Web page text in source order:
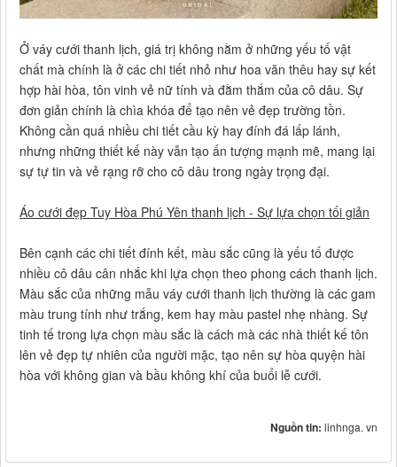
Ở váy cưới thanh lịch, giá trị không nằm ở những yếu tố vật
chất mà chính là ở các chi tiết nhỏ như hoa văn thêu hay sự kết
hợp hài hòa, tôn vinh vẻ nữ tính và đằm thắm của cô dâu. Sự
đơn giản chính là chìa khóa để tạo nên vẻ đẹp trường tồn.
Không cần quá nhiều chi tiết cầu kỳ hay đính đá lấp lánh,
nhưng những thiết kế này vẫn tạo ấn tượng mạnh mẽ, mang lại
sự tự tin và vẻ rạng rỡ cho cô dâu trong ngày trọng đại.
Áo cưới đẹp Tuy Hòa Phú Yên thanh lịch - Sự lựa chọn tối giản
Bên cạnh các chi tiết đính kết, màu sắc cũng là yếu tố được
nhiều cô dâu cân nhắc khi lựa chọn theo phong cách thanh lịch.
Màu sắc của những mẫu váy cưới thanh lịch thường là các gam
màu trung tính như trắng, kem hay màu pastel nhẹ nhàng. Sự
tinh tế trong lựa chọn màu sắc là cách mà các nhà thiết kế tôn
lên vẻ đẹp tự nhiên của người mặc, tạo nên sự hòa quyện hài
hòa với không gian và bầu không khí của buổi lễ cưới.
Nguồn tin: linhnga. vn